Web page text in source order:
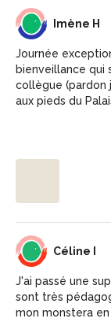
IH Imène H
Journée
bienveillance qui
collègue (pardon
aux pieds du
CI Céline I
J'ai passé une
sont très
mon monstera